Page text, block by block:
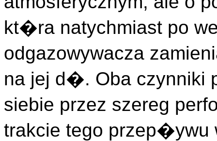
kt�ra natychmiast po
odgazowywacza
na jej d�. Oba
siebie przez szereg
trakcie tego przep�ywu